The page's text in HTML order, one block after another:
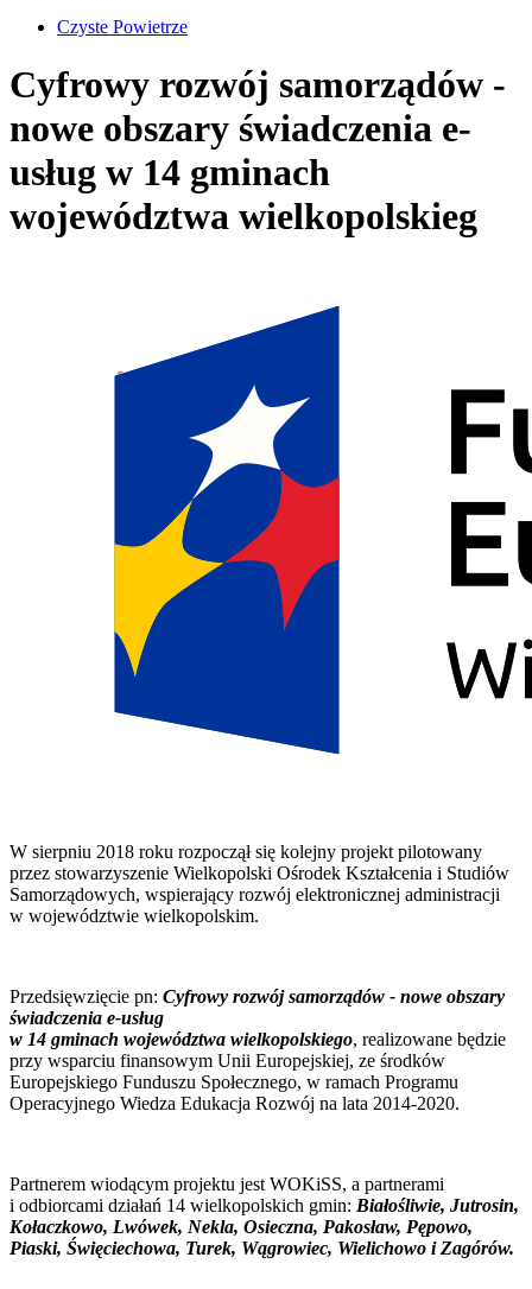
Czyste Powietrze
Cyfrowy rozwój samorządów -
nowe obszary świadczenia e-
usług w 14 gminach
województwa wielkopolskieg
W sierpniu 2018 roku rozpoczął się kolejny projekt pilotowany
przez stowarzyszenie Wielkopolski Ośrodek Kształcenia i Studiów
Samorządowych, wspierający rozwój elektronicznej administracji
w województwie wielkopolskim.
Przedsięwzięcie pn: Cyfrowy rozwój samorządów - nowe obszary
świadczenia e-usług
w 14 gminach województwa wielkopolskiego, realizowane będzie
przy wsparciu finansowym Unii Europejskiej, ze środków
Europejskiego Funduszu Społecznego, w ramach Programu
Operacyjnego Wiedza Edukacja Rozwój na lata 2014-2020.
Partnerem wiodącym projektu jest WOKiSS, a partnerami
i odbiorcami działań 14 wielkopolskich gmin: Białośliwie, Jutrosin,
Kołaczkowo, Lwówek, Nekla, Osieczna, Pakosław, Pępowo,
Piaski, Święciechowa, Turek, Wągrowiec, Wielichowo i Zagórów.